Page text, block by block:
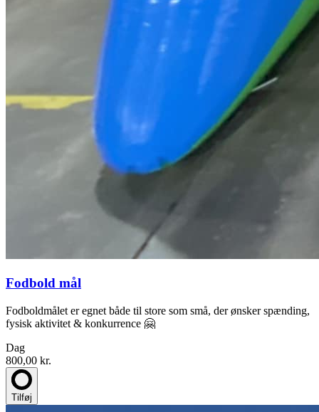
Fodbold mål
Fodboldmålet er egnet både til store som små, der ønsker spænding,
fysisk aktivitet & konkurrence 🤗
Dag
800,00 kr.
Tilføj